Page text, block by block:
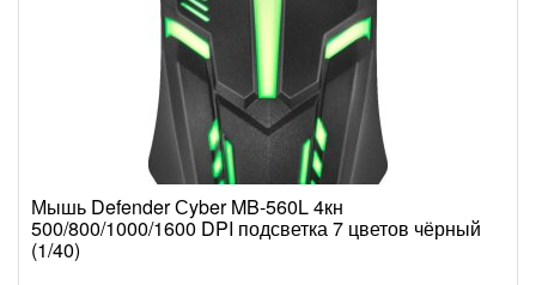
Мышь Defender Сyber MB-560L 4кн
500/800/1000/1600 DPI подсветка 7 цветов чёрный
(1/40)